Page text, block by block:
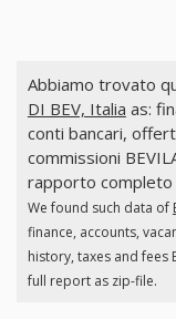
Abbiamo trovato
DI BEV, Italia as:
conti bancari,
commissioni
rapporto completo
We found such data of
finance, accounts,
history, taxes and fees
full report as zip-file.